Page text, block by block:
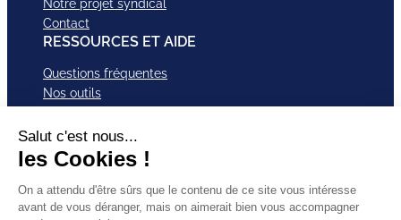
Notre projet syndical
Contact
RESSOURCES ET AIDE
Questions fréquentes
Nos outils
Nos structures et services
Je VEUX Adhérer
ABonnez-vous à nos newsletter